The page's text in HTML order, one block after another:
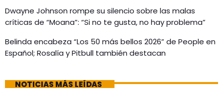
Dwayne Johnson rompe su silencio sobre las malas
críticas de “Moana”: “Si no te gusta, no hay problema”
Belinda encabeza “Los 50 más bellos 2026” de People en
Español; Rosalía y Pitbull también destacan
NOTICIAS MÁS LEÍDAS